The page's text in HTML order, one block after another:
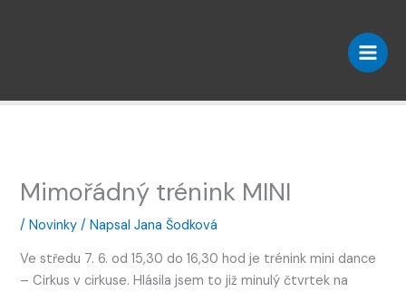
Mimořádný trénink MINI
/Novinky / NapsalJana Šodková
Ve středu 7. 6. od 15,30 do 16,30 hod je trénink mini dance
– Cirkus v cirkuse. Hlásila jsem to již minulý čtvrtek na